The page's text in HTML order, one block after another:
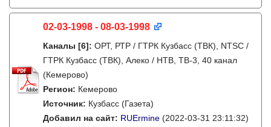
02-03-1998 - 08-03-1998
Каналы [6]: ОРТ, РТР / ГТРК Кузбасс (ТВК), NTSC /
ГТРК Кузбасс (ТВК), Алеко / НТВ, ТВ-3, 40 канал
(Кемерово)
Регион: Кемерово
Источник: Кузбасс (Газета)
Добавил на сайт: RUErmine (2022-03-31 23:11:32)